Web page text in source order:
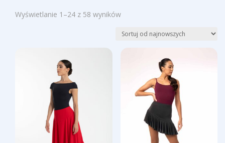
Wyświetlanie 1–24 z 58 wynikówPosortowane
najnowszych